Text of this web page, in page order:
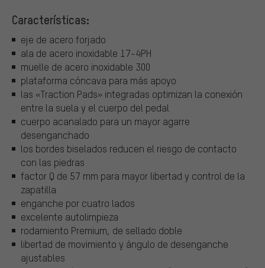
Características:
eje de acero forjado
ala de acero inoxidable 17-4PH
muelle de acero inoxidable 300
plataforma cóncava para más apoyo
las «Traction Pads» integradas optimizan la conexión
entre la suela y el cuerpo del pedal
cuerpo acanalado para un mayor agarre
desenganchado
los bordes biselados reducen el riesgo de contacto
con las piedras
factor Q de 57 mm para mayor libertad y control de la
zapatilla
enganche por cuatro lados
excelente autolimpieza
rodamiento Premium, de sellado doble
libertad de movimiento y ángulo de desenganche
ajustables